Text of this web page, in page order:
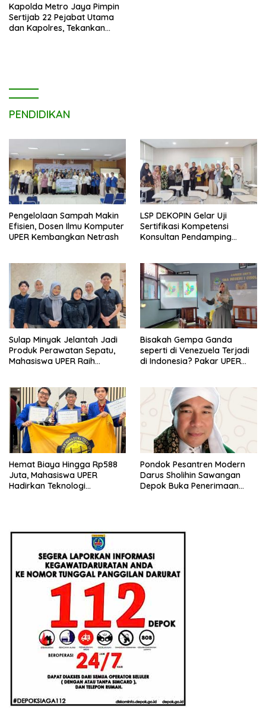
Kapolda Metro Jaya Pimpin
Sertijab 22 Pejabat Utama
dan Kapolres, Tekankan
PENDIDIKAN
Pengelolaan Sampah Makin
Efisien, Dosen Ilmu Komputer
UPER Kembangkan Netrash
LSP DEKOPIN Gelar Uji
Sertifikasi Kompetensi
Konsultan Pendamping
Sulap Minyak Jelantah Jadi
Produk Perawatan Sepatu,
Mahasiswa UPER Raih
Bisakah Gempa Ganda
seperti di Venezuela Terjadi
di Indonesia? Pakar UPER
Hemat Biaya Hingga Rp588
Juta, Mahasiswa UPER
Hadirkan Teknologi
Pondok Pesantren Modern
Darus Sholihin Sawangan
Depok Buka Penerimaan